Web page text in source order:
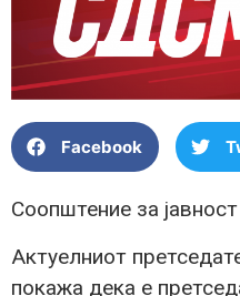
Facebook
Соопштение за јавност
Актуелниот
покажа дека е